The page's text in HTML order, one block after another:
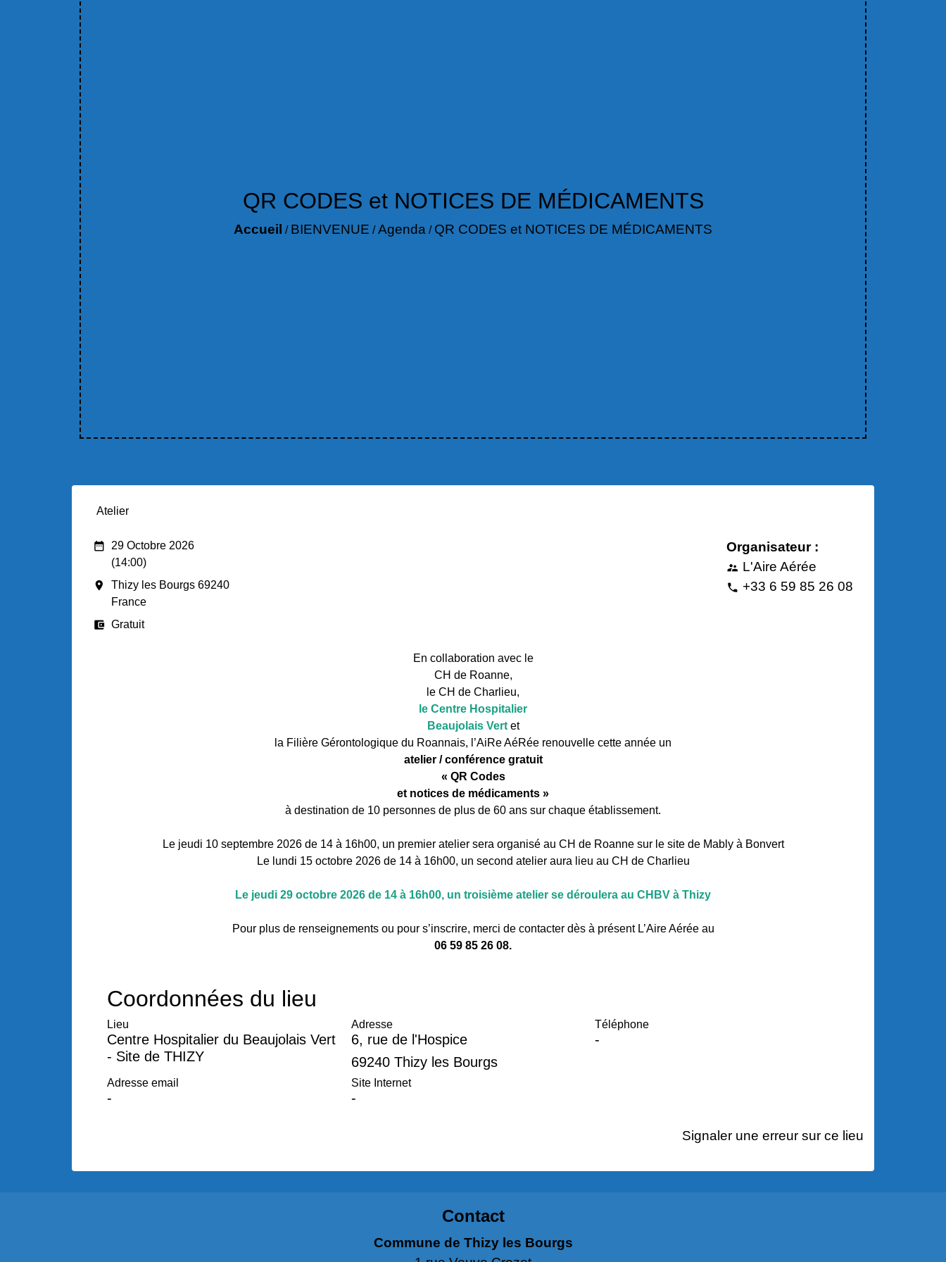
QR CODES et NOTICES DE MÉDICAMENTS
Accueil / BIENVENUE /Agenda / QR CODES et NOTICES DE MÉDICAMENTS
Atelier
date_range
29 Octobre 2026
(14:00)
room
Thizy les Bourgs 69240
France
account_balance_wallet Gratuit
Organisateur :
supervisor_account L'Aire Aérée
phone +33 6 59 85 26 08
En collaboration avec le
CH de Roanne,
le CH de Charlieu,
le Centre Hospitalier
Beaujolais Vert et
la Filière Gérontologique du Roannais, l’AiRe AéRée renouvelle cette année un
atelier / conférence gratuit
« QR Codes
et notices de médicaments »
à destination de 10 personnes de plus de 60 ans sur chaque établissement.
Le jeudi 10 septembre 2026 de 14 à 16h00, un premier atelier sera organisé au CH de Roanne sur le site de Mably à Bonvert
Le lundi 15 octobre 2026 de 14 à 16h00, un second atelier aura lieu au CH de Charlieu
Le jeudi 29 octobre 2026 de 14 à 16h00, un troisième atelier se déroulera au CHBV à Thizy
Pour plus de renseignements ou pour s’inscrire, merci de contacter dès à présent L’Aire Aérée au
06 59 85 26 08.
Coordonnées du lieu
Lieu
Centre Hospitalier du Beaujolais Vert
- Site de THIZY
Adresse
6, rue de l'Hospice
69240 Thizy les Bourgs
Téléphone
-
Adresse email
-
Site Internet
-
Signaler une erreur sur ce lieu
Contact
Commune de Thizy les Bourgs